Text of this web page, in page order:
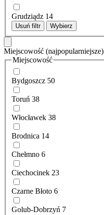
Grudziądz 14
Usuń filtr Wybierz
Miejscowość (najpopularniejsze)
Miejscowość
Bydgoszcz 50
Toruń 38
Włocławek 38
Brodnica 14
Chełmno 6
Ciechocinek 23
Czarne Błoto 6
Golub-Dobrzyń 7